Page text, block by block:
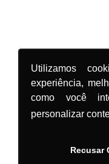
Utilizamos
experiência,
como você
personalizar
Recusar